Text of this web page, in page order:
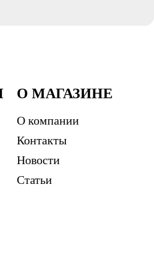
О МАГАЗИНЕ
О компании
Контакты
Новости
Статьи